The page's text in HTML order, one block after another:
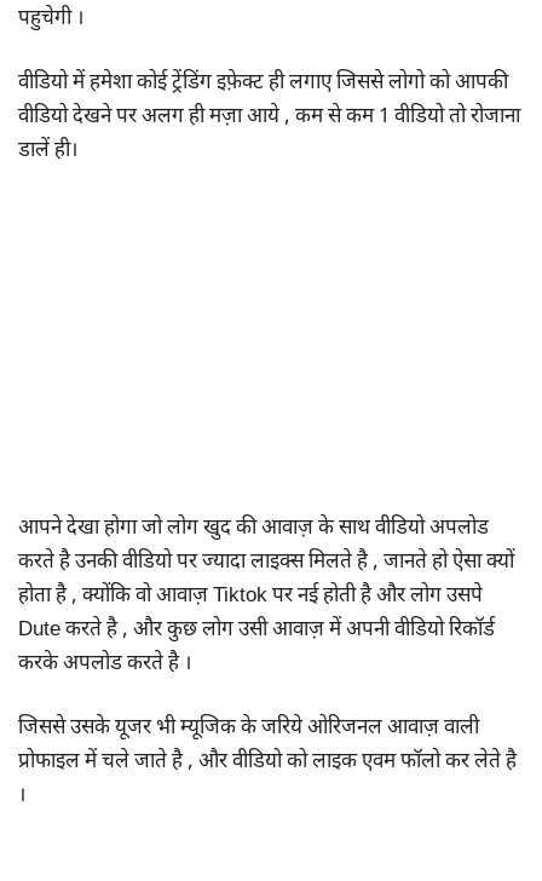
पहुचेगी ।
वीडियो में हमेशा कोई ट्रेंडिंग इफ़ेक्ट ही लगाए जिससे लोगो को आपकी
वीडियो देखने पर अलग ही मज़ा आये , कम से कम 1 वीडियो तो रोजाना
डालें ही।
आपने देखा होगा जो लोग खुद की आवाज़ के साथ वीडियो अपलोड
करते है उनकी वीडियो पर ज्यादा लाइक्स मिलते है , जानते हो ऐसा क्यों
होता है , क्योंकि वो आवाज़ Tiktok पर नई होती है और लोग उसपे
Dute करते है , और कुछ लोग उसी आवाज़ में अपनी वीडियो रिकॉर्ड
करके अपलोड करते है ।
जिससे उसके यूजर भी म्यूजिक के जरिये ओरिजनल आवाज़ वाली
प्रोफाइल में चले जाते है , और वीडियो को लाइक एवम फॉलो कर लेते है
।